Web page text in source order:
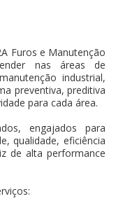
Furos e Manutenção
nas áreas de
industrial,
preventiva, preditiva
para cada área.
engajados para
qualidade, eficiência
de alta performance